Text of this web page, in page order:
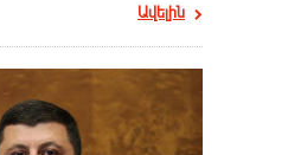
Ավելին